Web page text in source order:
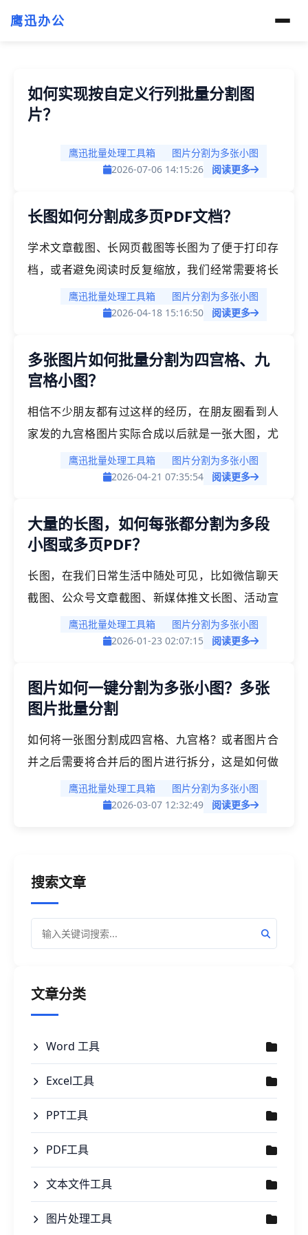
鹰迅办公
如何实现按自定义行列批量分割图
片？
鹰迅批量处理工具箱
图片分割为多张小图
2026-07-06 14:15:26
阅读更多
长图如何分割成多页PDF文档？
学术文章截图、长网页截图等长图为了便于打印存
档，或者避免阅读时反复缩放，我们经常需要将长
图分割成多页PDF文档，这样就能分段保存重要信
息，还能分页批注等，那将长图分割成多页pdf文
松处理！
鹰迅批量处理工具箱
图片分割为多张小图
2026-04-18 15:16:50
阅读更多
多张图片如何批量分割为四宫格、九
宫格小图？
相信不少朋友都有过这样的经历，在朋友圈看到人
家发的九宫格图片实际合成以后就是一张大图，尤
其是对电商运营、新媒体小编、行政这些高频处理
图片的岗位来说，图片分割是工作中必备的技能，
这招批量分割的方法就显得更加重要了。
鹰迅批量处理工具箱
图片分割为多张小图
2026-04-21 07:35:54
阅读更多
大量的长图，如何每张都分割为多段
小图或多页PDF？
长图，在我们日常生活中随处可见，比如微信聊天
截图、公众号文章截图、新媒体推文长图、活动宣
传长图等，有时候，我们需要将这些长图分割为多
段图片，以便于分享、打印或者展示。那这是如何
分割的时候，又该如何处理呢？
鹰迅批量处理工具箱
图片分割为多张小图
2026-01-23 02:07:15
阅读更多
图片如何一键分割为多张小图？多张
图片批量分割
如何将一张图分割成四宫格、九宫格？或者图片合
并之后需要将合并后的图片进行拆分，这是如何做
到的呢？今天教你一个方法，可以一次性批量将多
张图片进行分割，有多种分割方式，可以满足不同
鹰迅批量处理工具箱
图片分割为多张小图
2026-03-07 12:32:49
阅读更多
搜索文章
文章分类
Word 工具
Excel工具
PPT工具
PDF工具
文本文件工具
图片处理工具